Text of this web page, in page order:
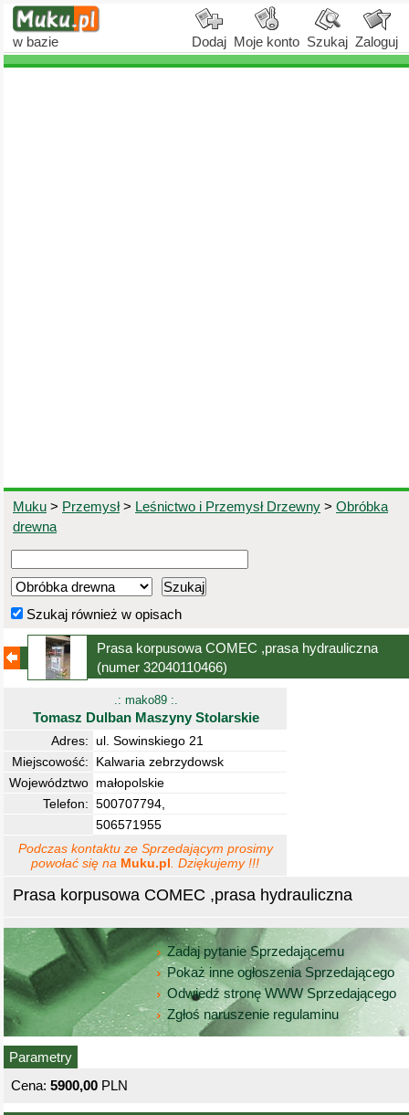
w bazie Dodaj Moje konto Szukaj Zaloguj
Muku > Przemysł> Leśnictwo i Przemysł Drzewny > Obróbka
drewna
Szukaj również w opisach
Prasa korpusowa COMEC ,prasa hydrauliczna
(numer 32040110466)
Prasa korpusowa COMEC ,prasa hydrauliczna
Zadaj pytanie Sprzedającemu
Pokaż inne ogłoszenia Sprzedającego
Odwiedź stronę WWW Sprzedającego
Zgłoś naruszenie regulaminu
Parametry
Cena: 5900,00 PLN
.: mako89 :.
Tomasz Dulban Maszyny Stolarskie
Adres: ul. Sowinskiego 21
Miejscowość:
Kalwaria zebrzydowsk
Województwo małopolskie
Telefon: 500707794,
506571955
Podczas kontaktu ze Sprzedającym prosimy
powołać się na Muku.pl . Dziękujemy !!!